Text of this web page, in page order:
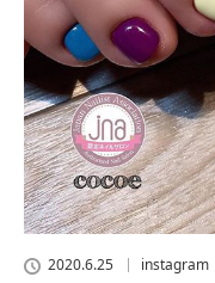
2020.6.25 instagram